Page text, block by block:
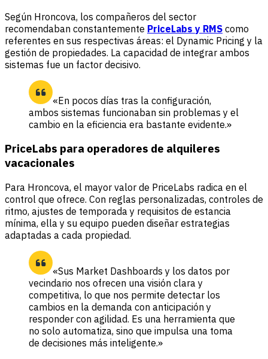
Según Hroncova, los compañeros del sector
recomendaban constantemente PriceLabs y RMS como
referentes en sus respectivas áreas: el Dynamic Pricing y la
gestión de propiedades. La capacidad de integrar ambos
sistemas fue un factor decisivo.
«En pocos días tras la configuración,
ambos sistemas funcionaban sin problemas y el
cambio en la eficiencia era bastante evidente.»
PriceLabs para operadores de alquileres
vacacionales
Para Hroncova, el mayor valor de PriceLabs radica en el
control que ofrece. Con reglas personalizadas, controles de
ritmo, ajustes de temporada y requisitos de estancia
mínima, ella y su equipo pueden diseñar estrategias
adaptadas a cada propiedad.
«Sus Market Dashboards y los datos por
vecindario nos ofrecen una visión clara y
competitiva, lo que nos permite detectar los
cambios en la demanda con anticipación y
responder con agilidad. Es una herramienta que
no solo automatiza, sino que impulsa una toma
de decisiones más inteligente.»